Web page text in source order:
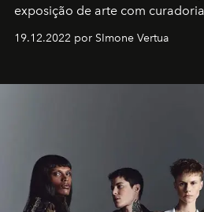
exposição de arte com
19.12.2022 por SImone Vertua